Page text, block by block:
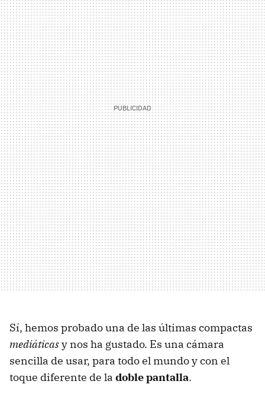
Sí, hemos probado una de las últimas compactas
mediáticasy nos ha gustado. Es una cámara
sencilla de usar, para todo el mundo y con el
toque diferente de la doble pantalla.